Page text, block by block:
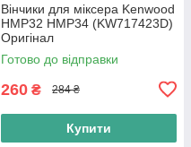
Вінчики для міксера Kenwood
HMP32 HMP34 (KW717423D)
Оригінал
Готово до відправки
260 ₴ 284 ₴
Купити